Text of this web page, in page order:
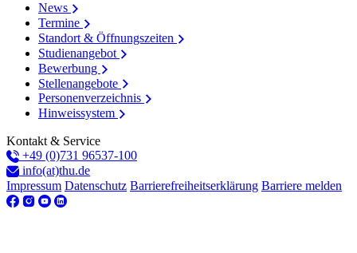
News
Termine
Standort & Öffnungszeiten
Studienangebot
Bewerbung
Stellenangebote
Personenverzeichnis
Hinweissystem
Kontakt & Service
+49 (0)731 96537-100
info(at)thu.de
Impressum Datenschutz Barrierefreiheitserklärung Barriere melden